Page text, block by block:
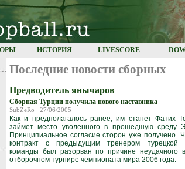
ИСТОРИЯ LIVESCORE
Последние новости сборных
Предводитель янычаров
Сборная Турции получила нового наставника
SubZeRo 27/06/2005
Как и предполагалось ранее, им станет Фатих
займет место уволенного в прошедшую среду
Принципиальное согласие сторон уже получено.
контракт с предыдущим тренером турецкой
команды был разорван по причине неудaчнoгo
отборочном турнире чемпионата мира 2006 года.